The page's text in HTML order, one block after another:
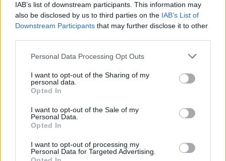
IAB’s list of downstream participants. This information may
also be disclosed by us to third parties on the IAB’s List of
Downstream Participants that may further disclose it to other
Personal Data Processing Opt Outs
I want to opt-out of the Sharing of my
personal data.
Opted In
I want to opt-out of the Sale of my
Personal Data.
Opted In
I want to opt-out of processing my
Personal Data for Targeted Advertising.
Barselonos futbolo žvaigždynas lemiamame etape
išgyvena krizę
Paaiškėjo Čempionų lygos pusfinalio poros
Žinios | Sportas
UEFA Čempionų lyga turės naujus nugalėtojus